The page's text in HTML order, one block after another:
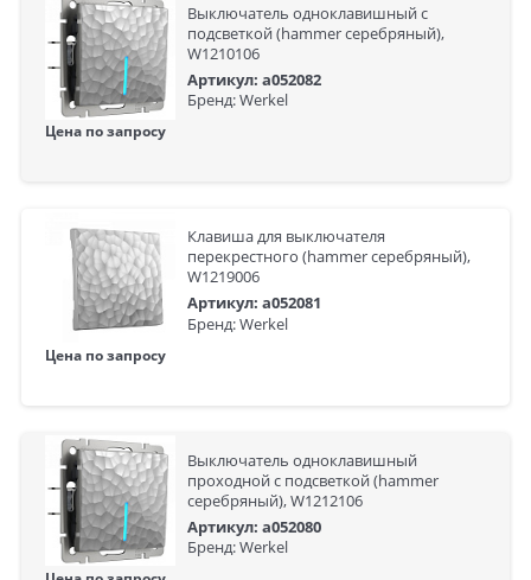
Выключатель одноклавишный с
подсветкой (hammer серебряный),
W1210106
Артикул: a052082
Бренд: Werkel
Цена по запросу
Клавиша для выключателя
перекрестного (hammer серебряный),
W1219006
Артикул: a052081
Бренд: Werkel
Цена по запросу
Выключатель одноклавишный
проходной с подсветкой (hammer
серебряный), W1212106
Артикул: a052080
Бренд: Werkel